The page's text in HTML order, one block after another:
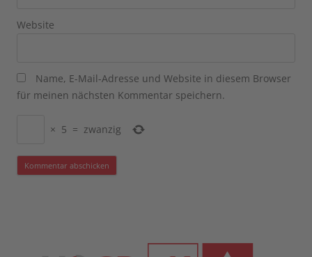
Website
Name, E-Mail-Adresse und Website in diesem Browser
für meinen nächsten Kommentar speichern.
× 5 = zwanzig